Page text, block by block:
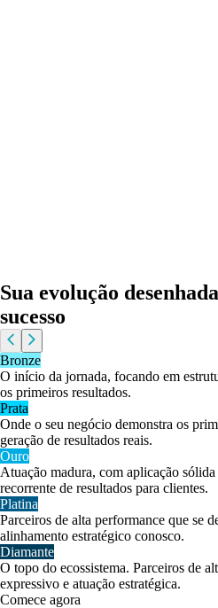
Sua evolução
sucesso
Bronze
O início da jornada, focando em
os primeiros resultados.
Prata
Onde o seu negócio demonstra os
geração de resultados reais.
Ouro
Atuação madura, com aplicação sólida
recorrente de resultados para clientes.
Platina
Parceiros de alta performance que se
alinhamento estratégico conosco.
Diamante
O topo do ecossistema. Parceiros de
expressivo e atuação estratégica.
Comece agora